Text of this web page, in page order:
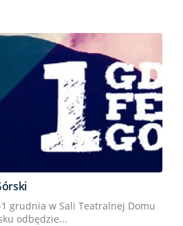
grudnia w Sali Teatralnej Domu
odbędzie...